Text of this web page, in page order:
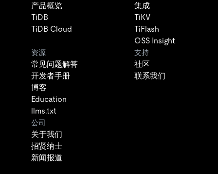
产品概览
TiDB
TiDB Cloud
集成
TiKV
TiFlash
OSS Insight
资源
常见问题解答
开发者手册
博客
Education
llms.txt
支持
社区
联系我们
公司
关于我们
招贤纳士
新闻报道